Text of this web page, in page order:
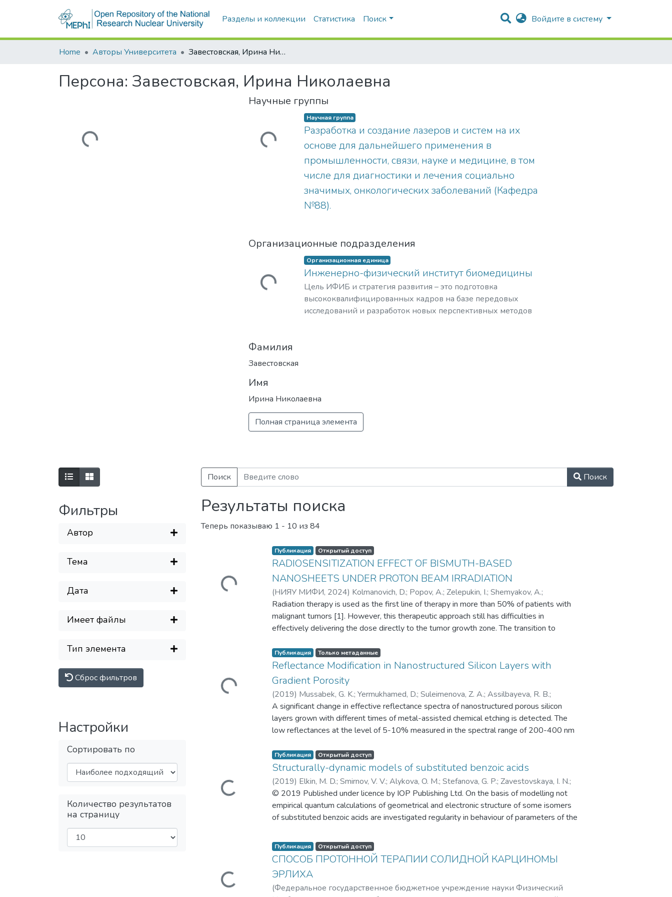
Разделы и коллекции Статистика Поиск Войдите в систему
Home Авторы Университета Завестовская, Ирина Николаевна
Персона: Завестовская, Ирина Николаевна
Загружается...
Научные группы
Загружается...
Научная группа
Разработка и создание лазеров и систем на их
основе для дальнейшего применения в
промышленности, связи, науке и медицине, в том
числе для диагностики и лечения социально
значимых, онкологических заболеваний (Кафедра
№88).
Организационные подразделения
Загружается...
Организационная единица
Инженерно-физический институт биомедицины
Цель ИФИБ и стратегия развития – это подготовка
высококвалифицированных кадров на базе передовых
исследований и разработок новых перспективных методов
значимых заболеваний человека.
Фамилия
Завестовская
Имя
Ирина Николаевна
Полная страница элемента
Фильтры
Автор
Тема
Дата
Имеет файлы
Тип элемента
Сброс фильтров
Настройки
Сортировать по
Количество результатов
на страницу
Поиск Поиск
Результаты поиска
Теперь показываю 1 - 10 из 84
Загружается...
Публикация Открытый доступ
RADIOSENSITIZATION EFFECT OF BISMUTH-BASED
NANOSHEETS UNDER PROTON BEAM IRRADIATION
(НИЯУ МИФИ, 2024) Kolmanovich, D.; Popov, A.;Zelepukin, I.;Shemyakov, A.;
Savintseva, I.;Kotelnikova, A.;Chukavin, N.;Pivovarov, N.;Deyev, S.;Kabashin, A.;
Zavestovskaya, I. ;Завестовская, Ирина Николаевна
Radiation therapy is used as the first line of therapy in more than 50% of patients with
malignant tumors [1]. However, this therapeutic approach still has difficulties in
effectively delivering the dose directly to the tumor growth zone. The transition to
unloading, since the main proton energy is released in the biological tissue at the end of
the particle trajectory ("Bragg peak") in accordance with the profile of the deep dose
[2]. Despite the numerous known benefits of proton beam therapy, it has certain
limitations of effectiveness due to the low therapeutic yield. One of the most promising
methods of promoting proton therapy is associated with the use of nanotechnology
approaches, which involve the use of nanoparticles as sensitizers for improved results
caused by radiotherapy. Nanoparticles containing elements with high electron density
(high Z element), such as bismuth, can act as such a radio sensitizer.
Загружается...
Публикация Только метаданные
Reflectance Modification in Nanostructured Silicon Layers with
Gradient Porosity
(2019) Mussabek, G. K.;Yermukhamed, D.;Suleimenova, Z. A.;Assilbayeva, R. B.;
Zavestovskaya, I. N. ;Timoshenko, V. Y.;Завестовская, Ирина Николаевна;
Тимошенко, Виктор Юрьевич
A significant change in effective reflectance spectra of nanostructured porous silicon
layers grown with different times of metal-assisted chemical etching is detected. The
low reflectances at the level of 5-10% measured in the spectral range of 200-400 nm
silicon nanostructures, while a reflectance increase in the range of 500-1800 nm, which
is visually detected as a "white" layer appearance is associated with Mie scattering in
silicon nanostructures with gradient porosity under conditions of weak optical
absorption. The results obtained are discussed from the viewpoint of potential
applications of "black" and "white" nanocrystalline silicon in photonics and sensorics.
Загружается...
Публикация Открытый доступ
Structurally-dynamic models of substituted benzoic acids
(2019) Elkin, M. D.;Smirnov, V. V.;Alykova, O. M.;Stefanova, G. P.;Zavestovskaya, I. N.;
Alykova, A. F.;Завестовская, Ирина Николаевна
© 2019 Published under licence by IOP Publishing Ltd. On the basis of modelling not
empirical quantum calculations of geometrical and electronic structure of some isomers
of substituted benzoic acids are investigated regularity in behaviour of parameters of the
Загружается...
Публикация Открытый доступ
СПОСОБ ПРОТОННОЙ ТЕРАПИИ СОЛИДНОЙ КАРЦИНОМЫ
ЭРЛИХА
(Федеральное государственное бюджетное учреждение науки Физический